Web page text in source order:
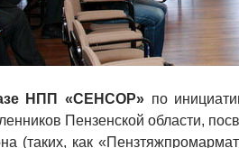
НПП «СЕНСОР»по
Пензенской области,
(таких, как